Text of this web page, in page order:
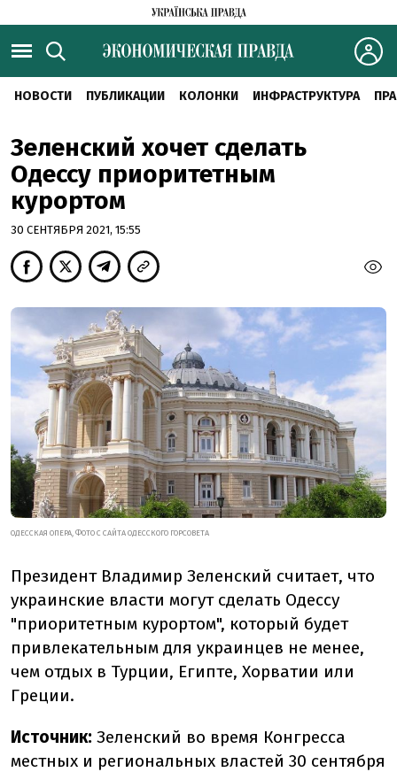
НОВОСТИ ПУБЛИКАЦИИ КОЛОНКИ ИНФРАСТРУКТУРА
Зеленский хочет сделать
Одессу приоритетным
курортом
30 СЕНТЯБРЯ 2021, 15:55
ОДЕССКАЯ ОПЕРА, ФОТО С САЙТА ОДЕССКОГО ГОРСОВЕТА
Президент Владимир Зеленский считает, что
украинские власти могут сделать Одессу
"приоритетным курортом", который будет
привлекательным для украинцев не менее,
чем отдых в Турции, Египте, Хорватии или
Греции.
Источник: Зеленский во время Конгресса
местных и региональных властей 30 сентября